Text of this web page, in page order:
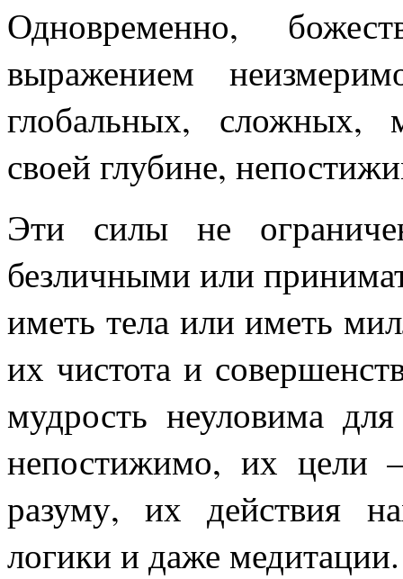
Одновременно,
выражением
глобальных, сложных,
своей глубине,
Эти силы не
безличными или
иметь тела или иметь
их чистота и
мудрость неуловима
непостижимо, их цели –
разуму, их действия
логики и даже медитации.